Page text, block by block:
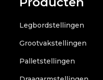
Legbordstellingen
Grootvakstellingen
Palletstellingen